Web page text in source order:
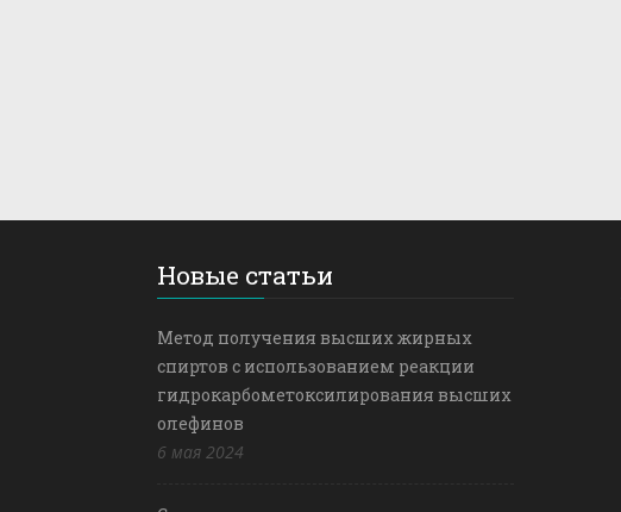
Новые статьи
Метод получения высших жирных
спиртов с использованием реакции
гидрокарбометоксилирования высших
олефинов
6 мая 2024